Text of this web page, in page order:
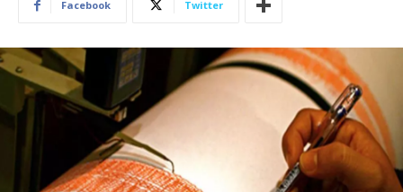
Facebook Twitter